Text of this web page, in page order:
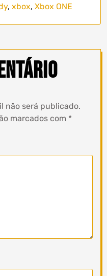
, xbox, Xbox ONE
não será publicado.
marcados com *